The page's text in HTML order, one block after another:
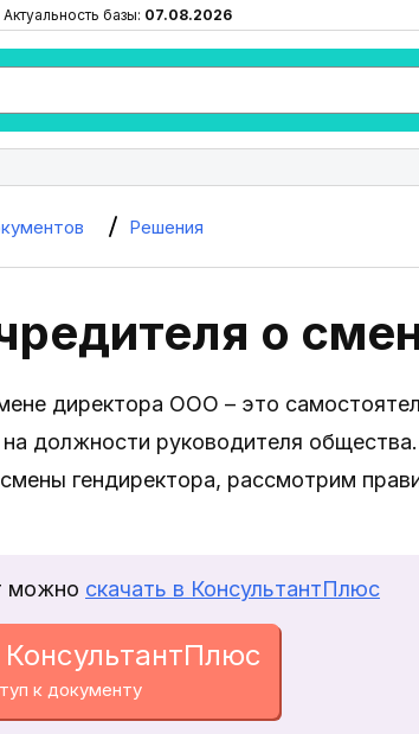
Актуальность базы: 07.08.2026
Решения
о
директора ООО – это
должности руководителя
гендиректора, рассмотрим
можно скачать в КонсультантПлюс
к документу